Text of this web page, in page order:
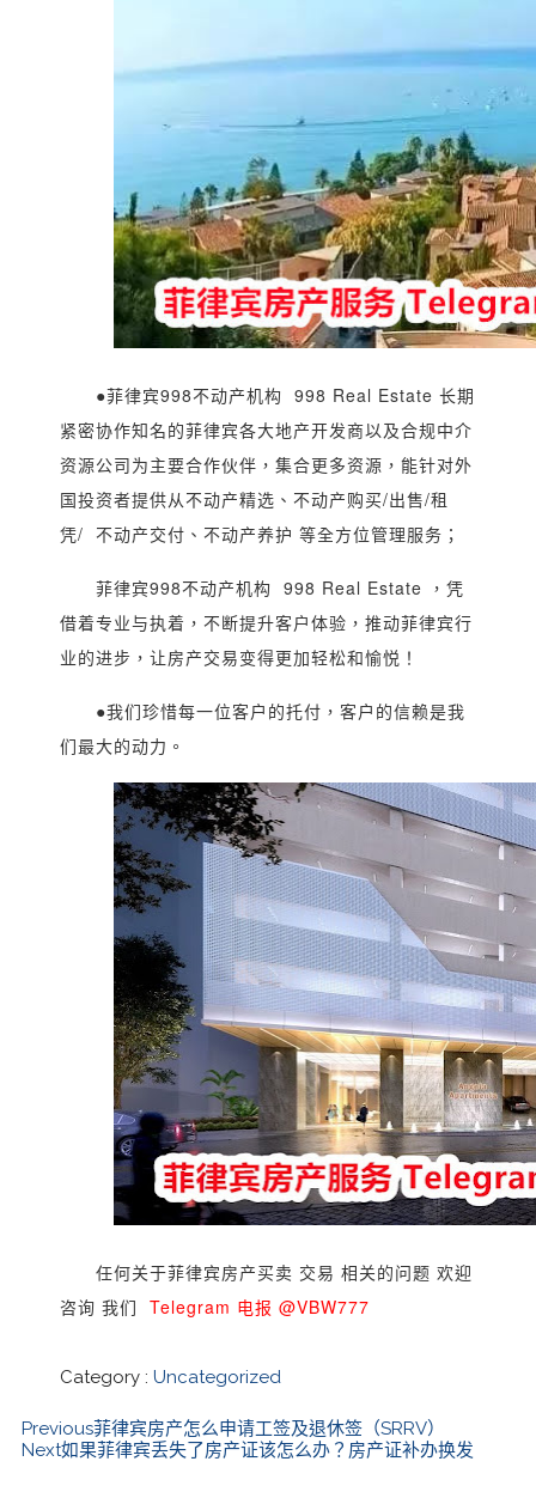
●菲律宾998不动产机构 998 Real Estate 长期
紧密协作知名的菲律宾各大地产开发商以及合规中介
资源公司为主要合作伙伴，集合更多资源，能针对外
国投资者提供从不动产精选、不动产购买/出售/租
凭/ 不动产交付、不动产养护 等全方位管理服务；
菲律宾998不动产机构 998 Real Estate ，凭
借着专业与执着，不断提升客户体验，推动菲律宾行
业的进步，让房产交易变得更加轻松和愉悦！
●我们珍惜每一位客户的托付，客户的信赖是我
们最大的动力。
任何关于菲律宾房产买卖 交易 相关的问题 欢迎
咨询 我们 Telegram 电报 @VBW777
Category : Uncategorized
Previous菲律宾房产怎么申请工签及退休签（SRRV）
Next如果菲律宾丢失了房产证该怎么办？房产证补办换发